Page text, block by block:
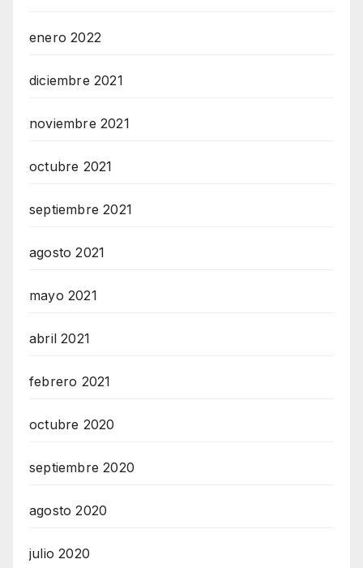
enero 2022
diciembre 2021
noviembre 2021
octubre 2021
septiembre 2021
agosto 2021
mayo 2021
abril 2021
febrero 2021
octubre 2020
septiembre 2020
agosto 2020
julio 2020